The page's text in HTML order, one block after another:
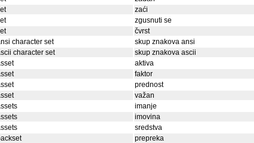
zaći
zgusnuti se
čvrst
character set
skup znakova ansi
character set
skup znakova ascii
aktiva
faktor
prednost
važan
imanje
imovina
sredstva
prepreka